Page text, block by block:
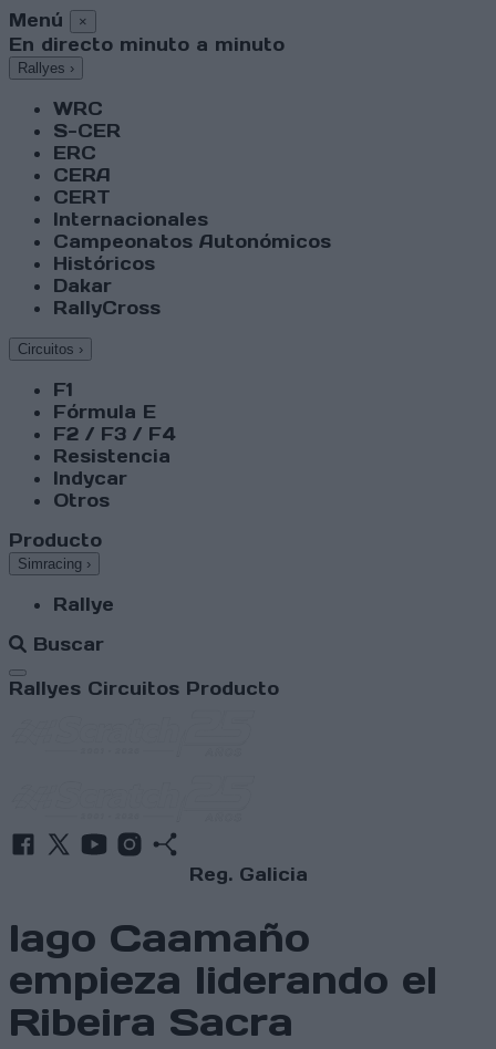
Menú ×
En directo minuto a minuto
Rallyes ›
WRC
S-CER
ERC
CERA
CERT
Internacionales
Campeonatos Autonómicos
Históricos
Dakar
RallyCross
Circuitos ›
F1
Fórmula E
F2 / F3 / F4
Resistencia
Indycar
Otros
Producto
Simracing ›
Rallye
Buscar
Abrir menú
Rallyes Circuitos Producto
Reg. Galicia
Iago Caamaño
empieza liderando el
Ribeira Sacra